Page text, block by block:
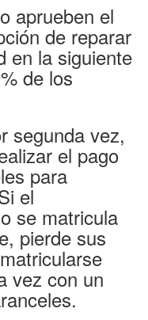
aprueben el
de reparar
en la siguiente
de los
segunda vez,
el pago
para
el
se matricula
pierde sus
vez con un